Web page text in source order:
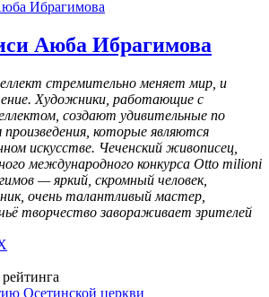
Аюба Ибрагимова
стремительно меняет мир, и
Художники, работающие с
создают удивительные по
произведения, которые являются
искусстве. Чеченский живописец,
международного конкурса Otto milioni
— яркий, скромный человек,
очень талантливый мастер,
творчество завораживает зрителей